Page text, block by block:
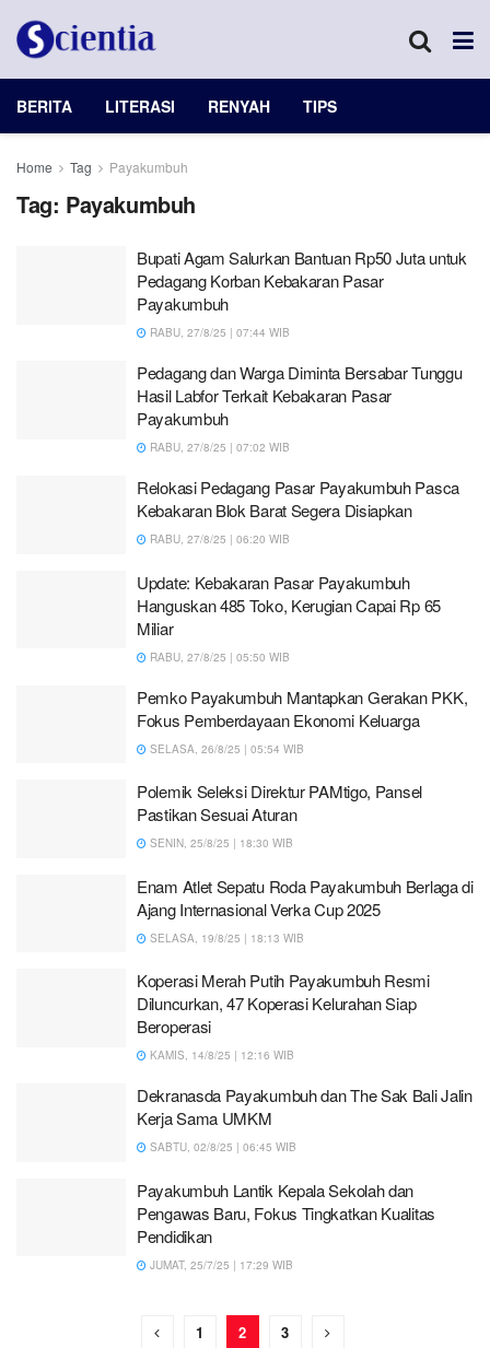
BERITA LITERASI RENYAH TIPS
Home Tag Payakumbuh
Tag: Payakumbuh
Bupati Agam Salurkan Bantuan Rp50 Juta untuk
Pedagang Korban Kebakaran Pasar
Payakumbuh
RABU, 27/8/25 | 07:44 WIB
Pedagang dan Warga Diminta Bersabar Tunggu
Hasil Labfor Terkait Kebakaran Pasar
Payakumbuh
RABU, 27/8/25 | 07:02 WIB
Relokasi Pedagang Pasar Payakumbuh Pasca
Kebakaran Blok Barat Segera Disiapkan
RABU, 27/8/25 | 06:20 WIB
Update: Kebakaran Pasar Payakumbuh
Hanguskan 485 Toko, Kerugian Capai Rp 65
Miliar
RABU, 27/8/25 | 05:50 WIB
Pemko Payakumbuh Mantapkan Gerakan PKK,
Fokus Pemberdayaan Ekonomi Keluarga
SELASA, 26/8/25 | 05:54 WIB
Polemik Seleksi Direktur PAMtigo, Pansel
Pastikan Sesuai Aturan
SENIN, 25/8/25 | 18:30 WIB
Enam Atlet Sepatu Roda Payakumbuh Berlaga di
Ajang Internasional Verka Cup 2025
SELASA, 19/8/25 | 18:13 WIB
Koperasi Merah Putih Payakumbuh Resmi
Diluncurkan, 47 Koperasi Kelurahan Siap
Beroperasi
KAMIS, 14/8/25 | 12:16 WIB
Dekranasda Payakumbuh dan The Sak Bali Jalin
Kerja Sama UMKM
SABTU, 02/8/25 | 06:45 WIB
Payakumbuh Lantik Kepala Sekolah dan
Pengawas Baru, Fokus Tingkatkan Kualitas
Pendidikan
JUMAT, 25/7/25 | 17:29 WIB
1 2 3